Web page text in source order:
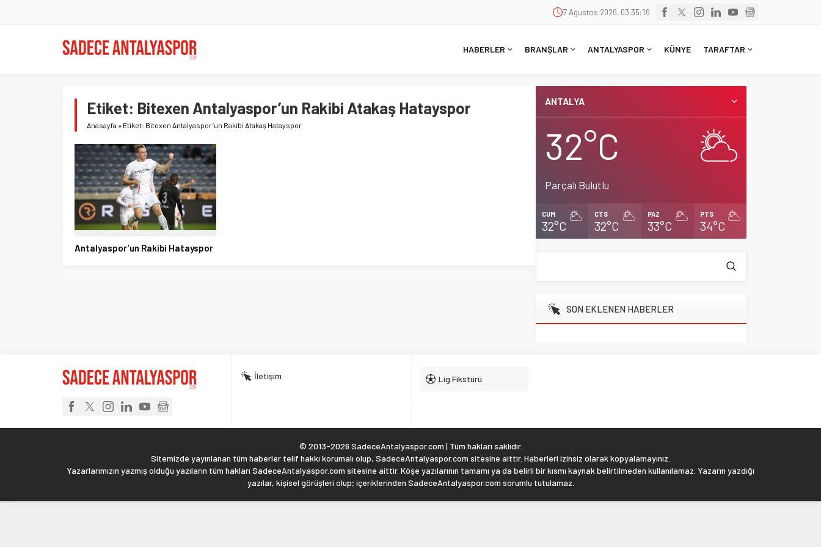
7 Ağustos 2026, 03:35:16
HABERLER BRANŞLAR ANTALYASPOR KÜNYE TARAFTAR
Etiket: Bitexen Antalyaspor’un Rakibi Atakaş Hatayspor
Anasayfa » Etiket: Bitexen Antalyaspor’un Rakibi Atakaş Hatayspor
Antalyaspor’un Rakibi Hatayspor
ANTALYA
32°C
Parçalı Bulutlu
CUM
32°C
CTS
32°C
PAZ
33°C
PTS
34°C
SON EKLENEN HABERLER
İletişim Lig Fikstürü
© 2013-2026 SadeceAntalyaspor.com | Tüm hakları saklıdır.
Sitemizde yayınlanan tüm haberler telif hakkı korumalı olup, SadeceAntalyaspor.com sitesine aittir. Haberleri izinsiz olarak kopyalamayınız.
Yazarlarımızın yazmış olduğu yazıların tüm hakları SadeceAntalyaspor.com sitesine aittir. Köşe yazılarının tamamı ya da belirli bir kısmı kaynak belirtilmeden kullanılamaz. Yazarın yazdığı
yazılar, kişisel görüşleri olup; içeriklerinden SadeceAntalyaspor.com sorumlu tutulamaz.